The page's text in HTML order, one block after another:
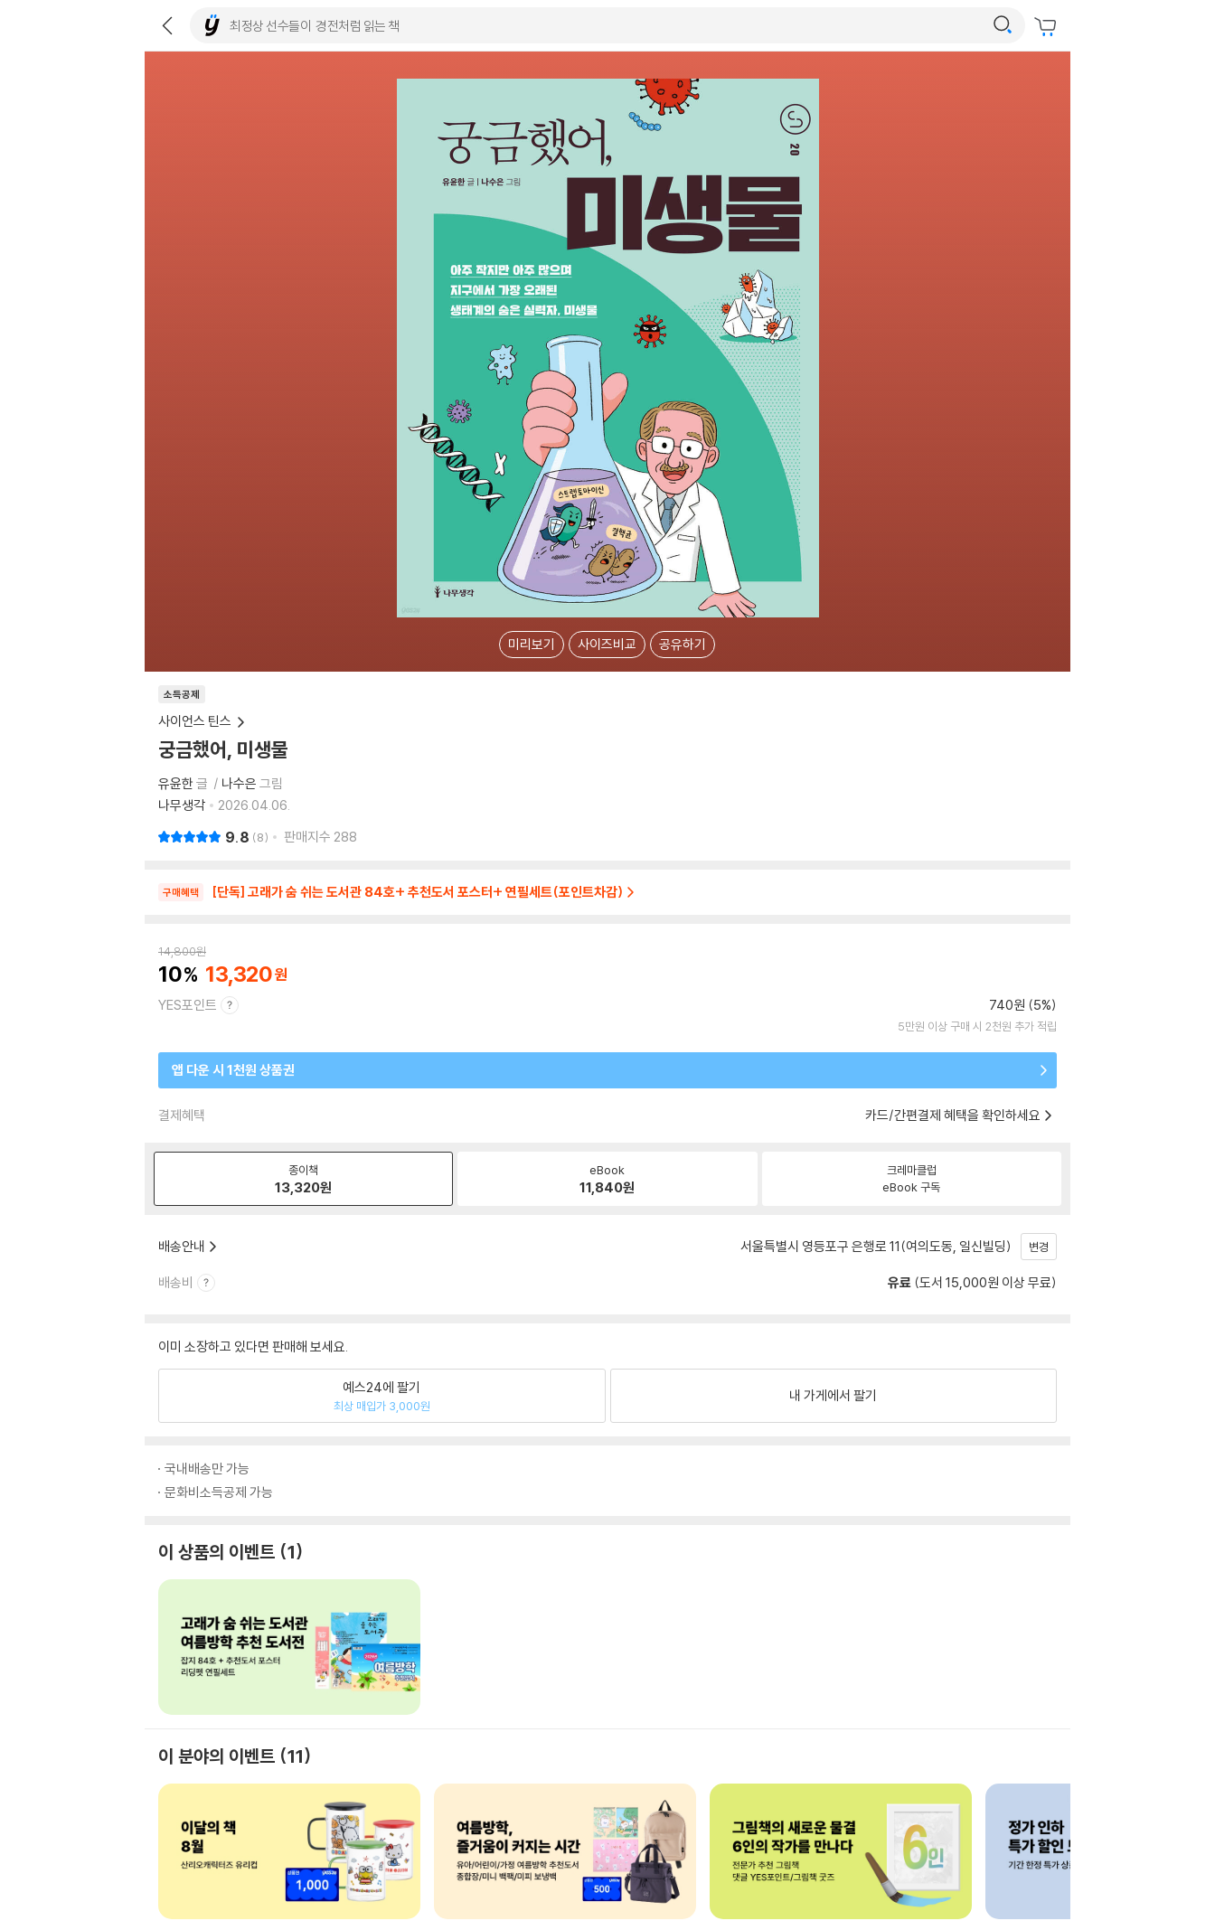
미리보기 사이즈비교 공유하기
소득공제
사이언스 틴스
궁금했어, 미생물
유윤한 글 나수은 그림
나무생각
2026.04.06.
9.8 8 판매지수 288
구매혜택 [단독] 고래가 숨 쉬는 도서관 84호+ 추천도서 포스터+ 연필세트(포인트차감)
14,800원
10 13,320
YES포인트 740원 (5%)
5만원 이상 구매 시 2천원 추가 적립
앱 다운 시 1천원 상품권
결제혜택 카드/간편결제 혜택을 확인하세요
종이책
13,320원
eBook
11,840원
크레마클럽
eBook 구독
배송안내 서울특별시 영등포구 은행로 11(여의도동, 일신빌딩) 변경
배송비 유료 (도서 15,000원 이상 무료)
이미 소장하고 있다면 판매해 보세요.
예스24에 팔기
최상 매입가 3,000원
내 가게에서 팔기
국내배송만 가능
문화비소득공제 가능
이 상품의 이벤트 1
이 분야의 이벤트 11